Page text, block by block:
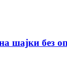
шајки без